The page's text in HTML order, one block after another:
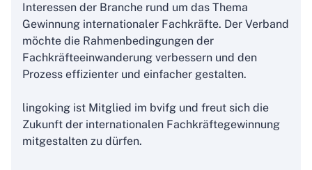
Interessen der Branche rund um das Thema
Gewinnung internationaler Fachkräfte. Der Verband
möchte die Rahmenbedingungen der
Fachkräfteeinwanderung verbessern und den
Prozess effizienter und einfacher gestalten.
lingoking ist Mitglied im bvifg und freut sich die
Zukunft der internationalen Fachkräftegewinnung
mitgestalten zu dürfen.